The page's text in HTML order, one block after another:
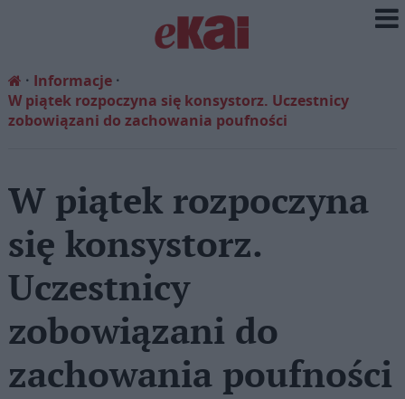
Informacje
W piątek rozpoczyna się konsystorz. Uczestnicy
zobowiązani do zachowania poufności
W piątek rozpoczyna
się konsystorz.
Uczestnicy
zobowiązani do
zachowania poufności